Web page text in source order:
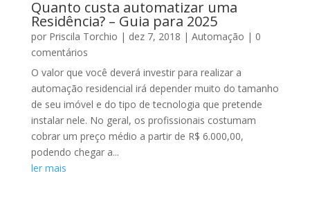
Quanto custa automatizar uma
Residência? – Guia para 2025
por Priscila Torchio | dez 7, 2018 | Automação | 0
comentários
O valor que você deverá investir para realizar a
automação residencial irá depender muito do tamanho
de seu imóvel e do tipo de tecnologia que pretende
instalar nele. No geral, os profissionais costumam
cobrar um preço médio a partir de R$ 6.000,00,
podendo chegar a...
ler mais